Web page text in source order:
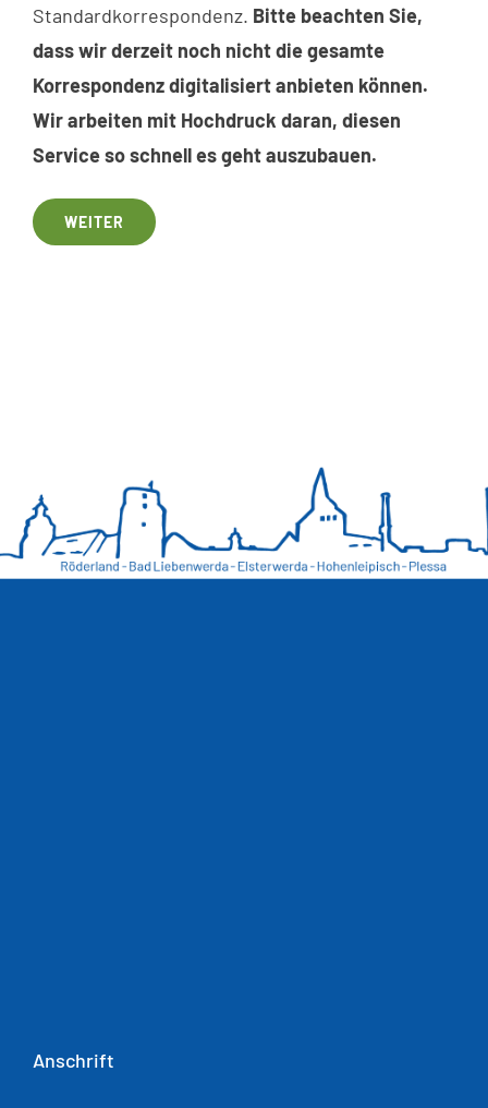
Standardkorrespondenz. Bitte beachten Sie,
dass wir derzeit noch nicht die gesamte
Korrespondenz digitalisiert anbieten können.
Wir arbeiten mit Hochdruck daran, diesen
Service so schnell es geht auszubauen.
WEITER
Anschrift